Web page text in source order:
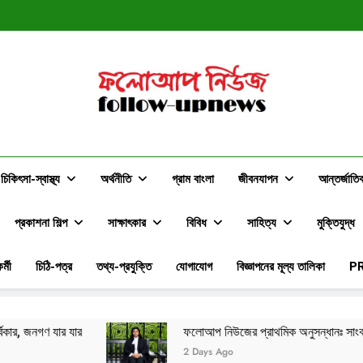
ফলোআপ নিউজের প্রাথমিক অনুসন্ধানঃ
ফলোআপ নিউজের প্রাথমিক অনুসন্ধানঃ
ফলোআপ নিউজ
চিকিৎসা-স্বাস্থ্য অর্থনীতি গ্রাম বাংলা জীবনযাপন
প্রকাশনা শিল্প সাক্ষাৎকার বিবিধ সাহিত্য মুক্তিযুদ্ধ
চিঠি-পত্র তথ্য-প্রযুক্তি যোগাযোগ বিজ্ঞাপনের মূল্য তালিকা
ফলোআপ নিউজের প্রাথমিক অনুসন্ধানঃ সাংবাদিকদের সমালোচনার মাঝেও দক্ষিণ